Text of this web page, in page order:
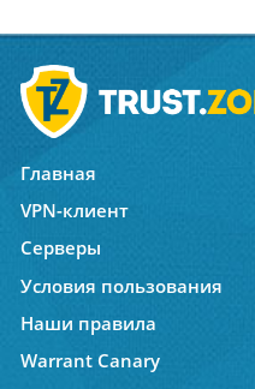
Главная
VPN-клиент
Серверы
Условия пользования
Наши правила
Warrant Canary